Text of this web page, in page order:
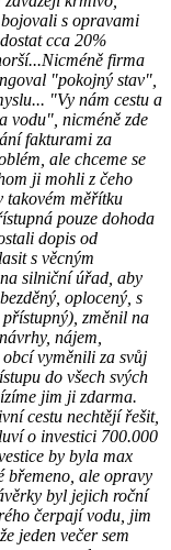
s opravami
cca 20%
firma
"pokojný stav",
"Vy nám cestu a
vodu", nicméně zde
fakturami za
ale chceme se
ji mohli z čeho
takovém měřítku
pouze dohoda
dopis od
s věcným
silniční úřad, aby
oplocený, s
změnil na
nájem,
vyměnili za svůj
do všech svých
jim ji zdarma.
cestu nechtějí řešit,
o investici 700.000
by byla max
břemeno, ale opravy
byl jejich roční
čerpají vodu, jim
jeden večer sem